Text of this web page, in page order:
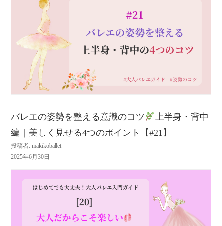
バレエの姿勢を整える意識のコツ
上半身・背中
編｜美しく見せる4つのポイント【#21】
投稿者: makikoballet
2025年6月30日